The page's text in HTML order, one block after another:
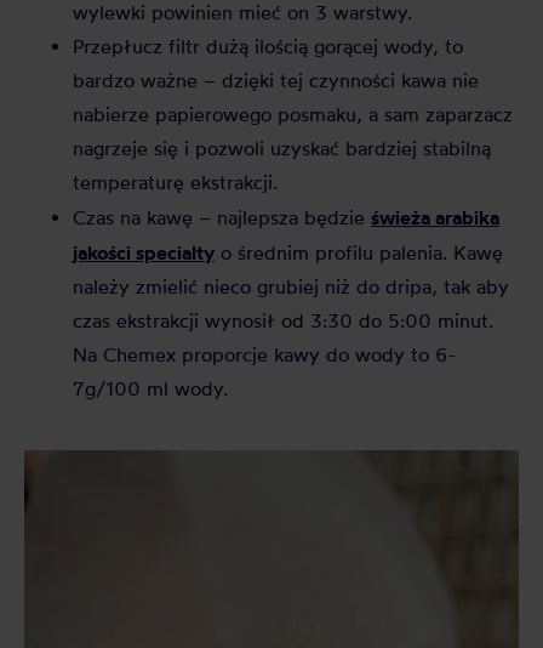
wylewki powinien mieć on 3 warstwy.
Przepłucz filtr dużą ilością gorącej wody, to
bardzo ważne – dzięki tej czynności kawa nie
nabierze papierowego posmaku, a sam zaparzacz
nagrzeje się i pozwoli uzyskać bardziej stabilną
temperaturę ekstrakcji.
Czas na kawę – najlepsza będzie świeża arabika
jakości specialty o średnim profilu palenia. Kawę
należy zmielić nieco grubiej niż do dripa, tak aby
czas ekstrakcji wynosił od 3:30 do 5:00 minut.
Na Chemex proporcje kawy do wody to 6-
7g/100 ml wody.